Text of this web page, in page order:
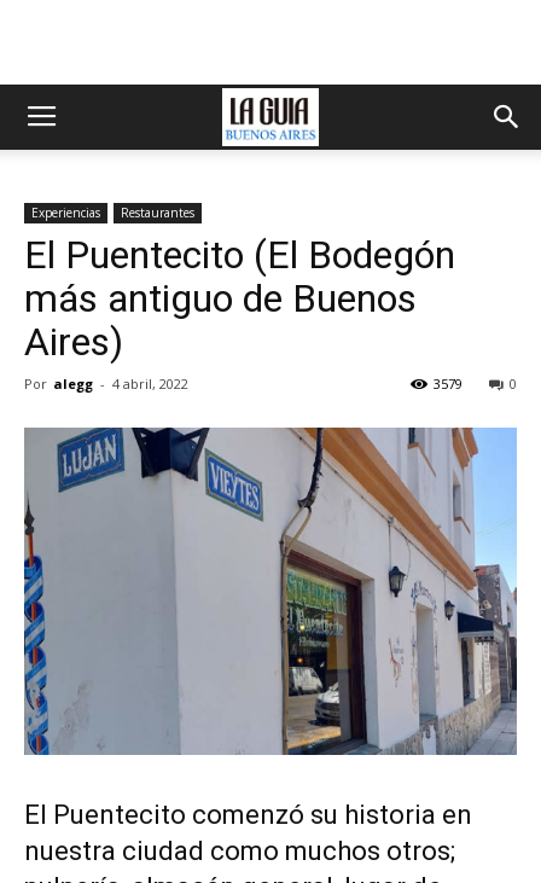
Experiencias Restaurantes
El Puentecito (El Bodegón
más antiguo de Buenos
Aires)
Por alegg - 4 abril, 2022 0
3579
El Puentecito comenzó su historia en
nuestra ciudad como muchos otros;